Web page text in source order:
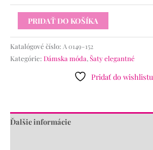
PRIDAŤ DO KOŠÍKA
Katalógové číslo: A 0149-152
Kategórie: Dámska móda,Šaty elegantné
Pridať do wishlistu
Ďalšie informácie